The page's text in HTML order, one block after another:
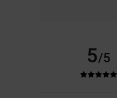
5/5